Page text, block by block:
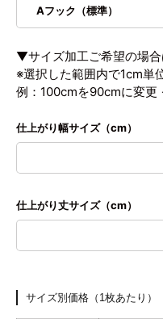
Aフック（標準）
▼サイズ加工ご希望の場
※選択した範囲内で1cm単
例：100cmを90cmに変
仕上がり幅サイズ（cm）
仕上がり丈サイズ（cm）
サイズ別価格（1枚あたり）